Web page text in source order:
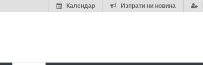
Изпрати ни новина
Календар